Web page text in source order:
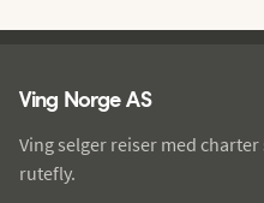
Ving Norge AS
Ving selger reiser med
rutefly.